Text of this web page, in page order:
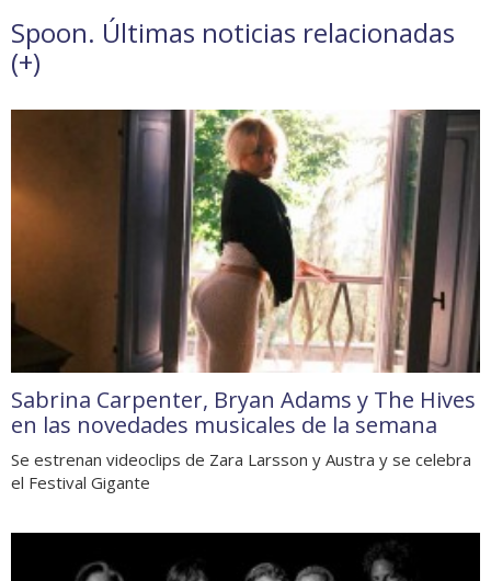
Spoon. Últimas noticias relacionadas
(+)
Sabrina Carpenter, Bryan Adams y The Hives
en las novedades musicales de la semana
Se estrenan videoclips de Zara Larsson y Austra y se celebra
el Festival Gigante